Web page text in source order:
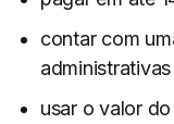
contar com
usar o valor